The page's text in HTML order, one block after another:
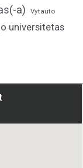
a) Vytauto
universitetas